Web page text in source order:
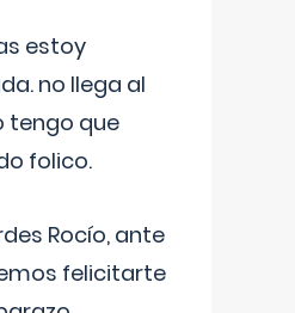
estoy
no llega al
tengo que
folico.
Rocío, ante
felicitarte